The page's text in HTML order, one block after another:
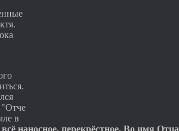
"Отче
в
наносное, перекрёстное. Во имя Отца